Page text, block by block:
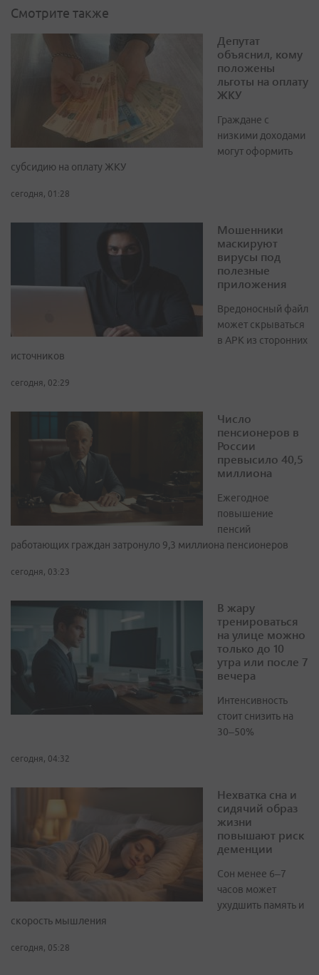
Смотрите также
Депутат
объяснил, кому
положены
льготы на оплату
ЖКУ
Граждане с
низкими доходами
могут оформить
субсидию на оплату ЖКУ
сегодня, 01:28
Мошенники
маскируют
вирусы под
полезные
приложения
Вредоносный файл
может скрываться
в APK из сторонних
источников
сегодня, 02:29
Число
пенсионеров в
России
превысило 40,5
миллиона
Ежегодное
повышение
пенсий
работающих граждан затронуло 9,3 миллиона пенсионеров
сегодня, 03:23
В жару
тренироваться
на улице можно
только до 10
утра или после 7
вечера
Интенсивность
стоит снизить на
30–50%
сегодня, 04:32
Нехватка сна и
сидячий образ
жизни
повышают риск
деменции
Сон менее 6–7
часов может
ухудшить память и
скорость мышления
сегодня, 05:28